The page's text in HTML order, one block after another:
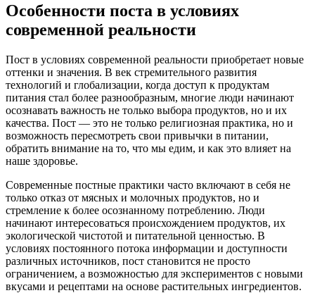
Особенности поста в условиях
современной реальности
Пост в условиях современной реальности приобретает новые
оттенки и значения. В век стремительного развития
технологий и глобализации, когда доступ к продуктам
питания стал более разнообразным, многие люди начинают
осознавать важность не только выбора продуктов, но и их
качества. Пост — это не только религиозная практика, но и
возможность пересмотреть свои привычки в питании,
обратить внимание на то, что мы едим, и как это влияет на
наше здоровье.
Современные постные практики часто включают в себя не
только отказ от мясных и молочных продуктов, но и
стремление к более осознанному потреблению. Люди
начинают интересоваться происхождением продуктов, их
экологической чистотой и питательной ценностью. В
условиях постоянного потока информации и доступности
различных источников, пост становится не просто
ограничением, а возможностью для экспериментов с новыми
вкусами и рецептами на основе растительных ингредиентов.